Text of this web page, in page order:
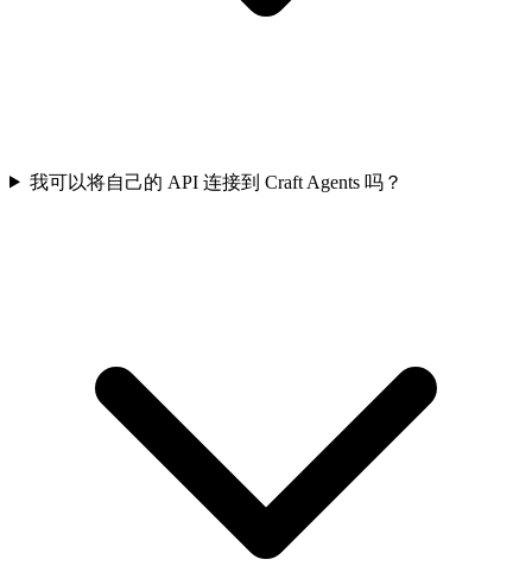
我可以将自己的 API 连接到 Craft Agents 吗？